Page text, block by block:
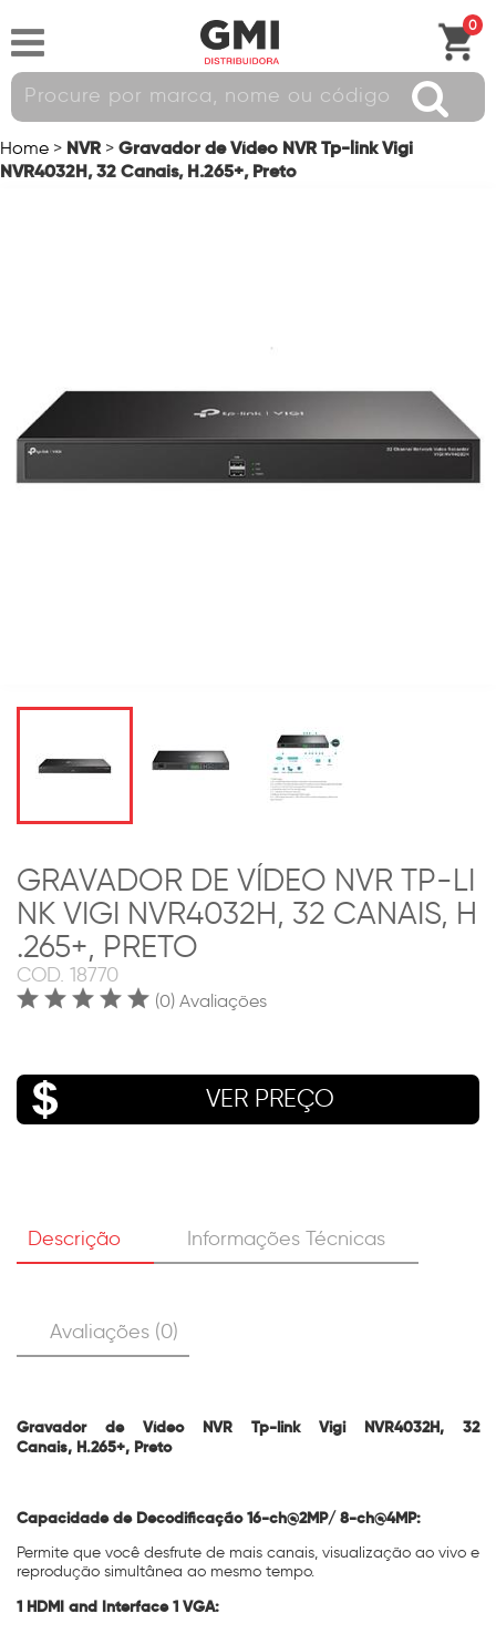
0
Home > NVR > Gravador de Vídeo NVR Tp-link Vigi
NVR4032H, 32 Canais, H.265+, Preto
GRAVADOR DE VÍDEO NVR TP-LI
NK VIGI NVR4032H, 32 CANAIS, H
.265+, PRETO
COD. 18770
(0) Avaliações
VER PREÇO
Descrição Informações Técnicas
Avaliações (0)
Gravador de Vídeo NVR Tp-link Vigi NVR4032H, 32
Canais, H.265+, Preto
Capacidade de Decodificação 16-ch@2MP/ 8-ch@4MP:
Permite que você desfrute de mais canais, visualização ao vivo e
reprodução simultânea ao mesmo tempo.
1 HDMI and Interface 1 VGA: